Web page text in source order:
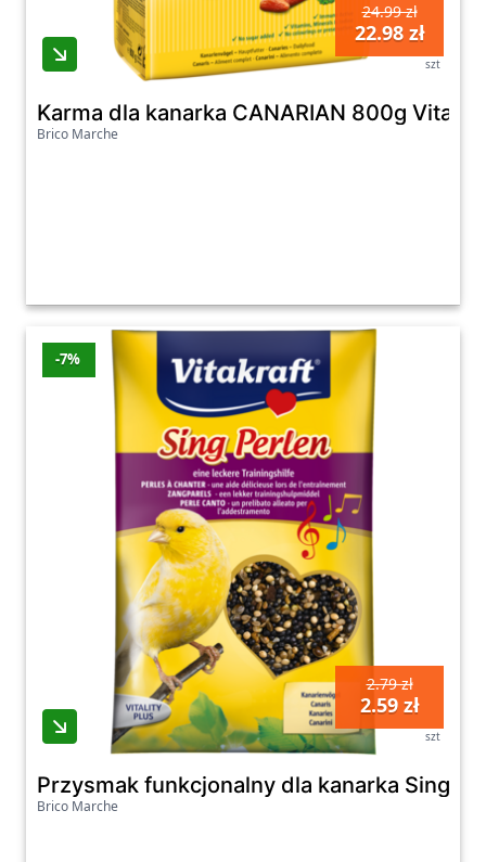
24.99 zł
22.98 zł
szt
Karma dla kanarka CANARIAN 800g
Brico Marche
-7%
2.79 zł
2.59 zł
szt
Przysmak funkcjonalny dla kanarka Sing
Brico Marche